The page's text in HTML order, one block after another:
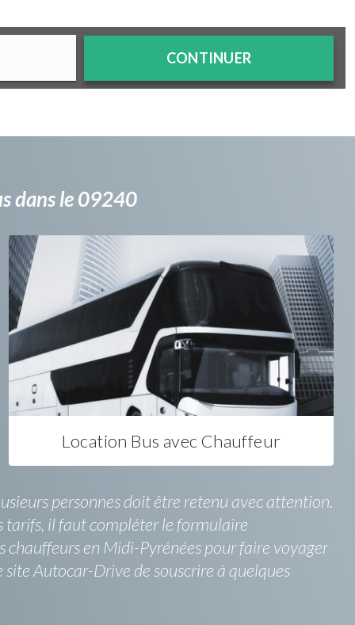
CONTINUER
dans le 09240
Location Bus avec Chauffeur
personnes doit être retenu avec attention.
tarifs, il faut compléter le formulaire
chauffeurs en Midi-Pyrénées pour faire voyager
Autocar-Drive de souscrire à quelques